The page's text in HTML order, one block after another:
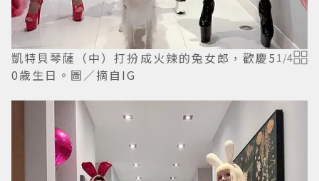
凱特貝琴薩（中）打扮成火辣的兔女郎，歡慶5
0歲生日。圖／摘自IG
1 /4